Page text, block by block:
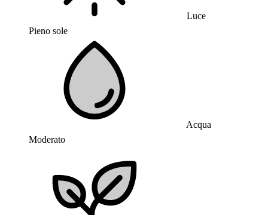
Luce
Pieno sole
Acqua
Moderato